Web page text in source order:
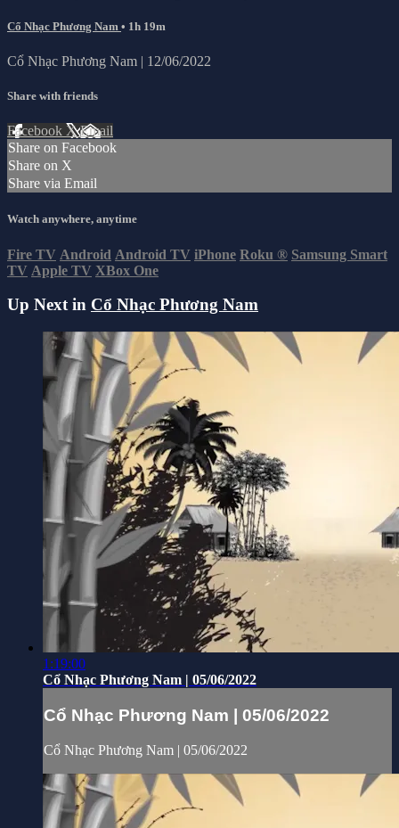
Cổ Nhạc Phương Nam • 1h 19m
Cổ Nhạc Phương Nam | 12/06/2022
Share with friends
Facebook XEmail
Share on Facebook
Share on X
Share via Email
Watch anywhere, anytime
Fire TV Android Android TV iPhone Roku ® Samsung Smart
TV Apple TV XBox One
Up Next in Cổ Nhạc Phương Nam
1:19:00
Cổ Nhạc Phương Nam | 05/06/2022
Cổ Nhạc Phương Nam | 05/06/2022
Cổ Nhạc Phương Nam | 05/06/2022